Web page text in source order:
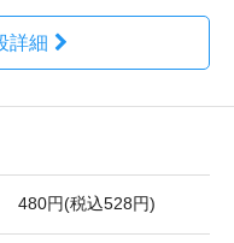
詳細
480円(税込528円)